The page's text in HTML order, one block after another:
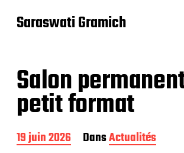
Saraswati Gramich
Salon
petit format
D
19 juin 2026 DansActualités